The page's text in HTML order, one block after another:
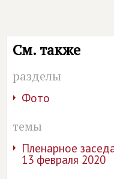
См. также
разделы
Фото
темы
Пленарное
13 февраля 2020